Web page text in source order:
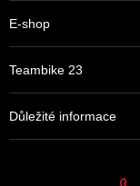
E-shop
Teambike 23
Důležité informace